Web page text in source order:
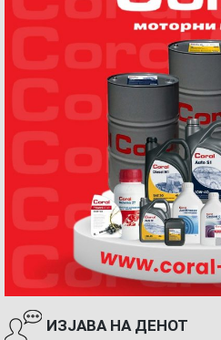
ИЗЈАВА НА ДЕНОТ